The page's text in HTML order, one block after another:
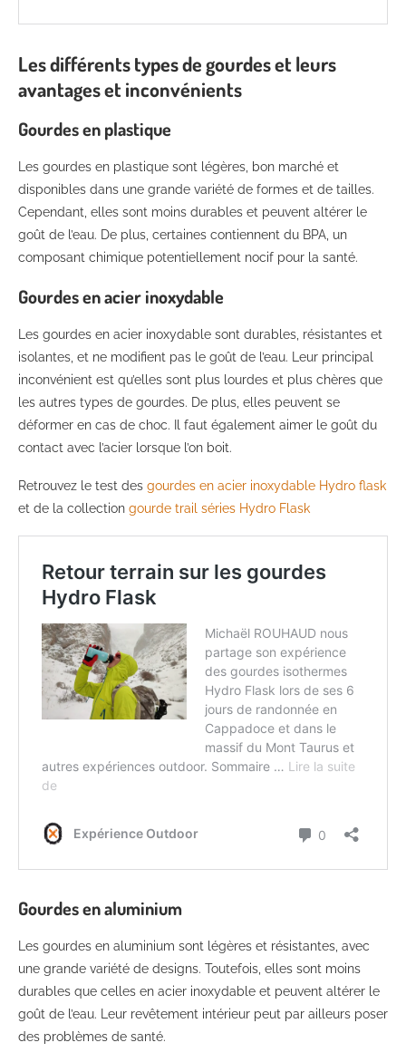
Les différents types de gourdes et leurs
avantages et inconvénients
Gourdes en plastique
Les gourdes en plastique sont légères, bon marché et
disponibles dans une grande variété de formes et de tailles.
Cependant, elles sont moins durables et peuvent altérer le
goût de l’eau. De plus, certaines contiennent du BPA, un
composant chimique potentiellement nocif pour la santé.
Gourdes en acier inoxydable
Les gourdes en acier inoxydable sont durables, résistantes et
isolantes, et ne modifient pas le goût de l’eau. Leur principal
inconvénient est qu’elles sont plus lourdes et plus chères que
les autres types de gourdes. De plus, elles peuvent se
déformer en cas de choc. Il faut également aimer le goût du
contact avec l’acier lorsque l’on boit.
Retrouvez le test des gourdes en acier inoxydable Hydro flask
et de la collection gourde trail séries Hydro Flask
Gourdes en aluminium
Les gourdes en aluminium sont légères et résistantes, avec
une grande variété de designs. Toutefois, elles sont moins
durables que celles en acier inoxydable et peuvent altérer le
goût de l’eau. Leur revêtement intérieur peut par ailleurs poser
des problèmes de santé.